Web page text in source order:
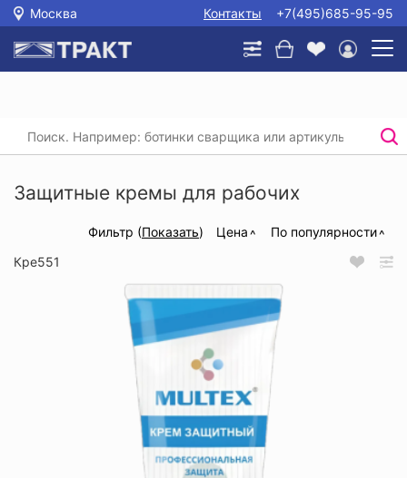
Москва Контакты +7(495)685-95-95
Главная / /
Крем для рук специальный
Защитные кремы для рабочих
Фильтр (Показать) Цена
По популярности
Кре551